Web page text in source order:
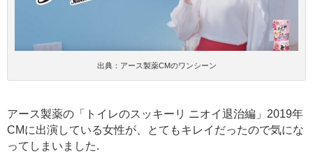
出典：アース製薬CMのワンシーン
アース製薬の「トイレのスッキーリ ニオイ退治編」 2019年
CMに出演している女性が、とてもキレイだったので気にな
ってしまいました.